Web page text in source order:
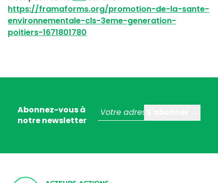
https://framaforms.org/promotion-de-la-sante-
environnementale-cls-3eme-generation-
poitiers-1671801780
Abonnez-vous à
notre newsletter